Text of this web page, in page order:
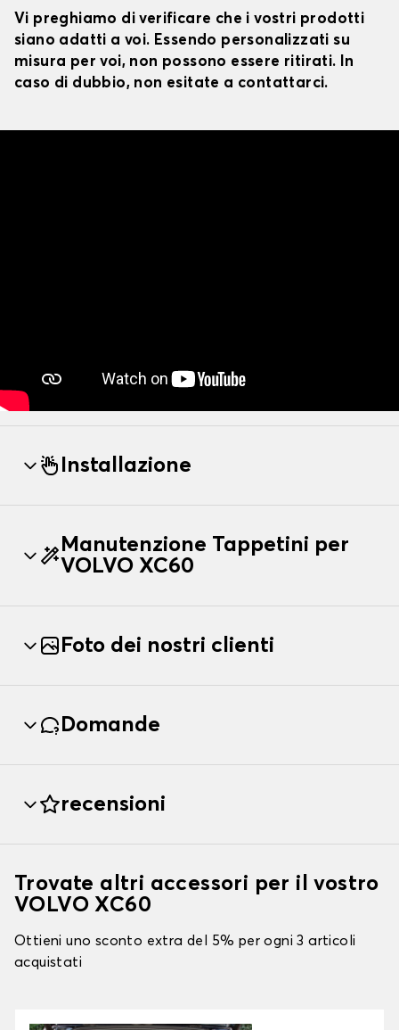
Vi preghiamo di verificare che i vostri prodotti
siano adatti a voi. Essendo personalizzati su
misura per voi, non possono essere ritirati. In
caso di dubbio, non esitate a contattarci.
Installazione
Manutenzione Tappetini per
VOLVO XC60
Foto dei nostri clienti
Domande
recensioni
Trovate altri accessori per il vostro
VOLVO XC60
Ottieni uno sconto extra del 5% per ogni 3 articoli
acquistati